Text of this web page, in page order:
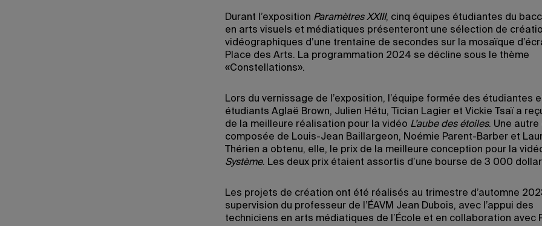
Durant l’exposition Paramètres XXIII, cinq équipes étudiantes du
en arts visuels et médiatiques présenteront une sélection de
vidéographiques d’une trentaine de secondes sur la mosaïque
Place des Arts. La programmation 2024 se décline sous le thème
«Constellations».
Lors du vernissage de l’exposition, l’équipe formée des étudiantes
étudiants Aglaë Brown, Julien Hétu, Tician Lagier et Vickie Tsaï a
de la meilleure réalisation pour la vidéo L’aube des étoiles. Une autre
composée de Louis-Jean Baillargeon, Noémie Parent-Barber et
Thérien a obtenu, elle, le prix de la meilleure conception pour la
Système. Les deux prix étaient assortis d’une bourse de 3 000
Les projets de création ont été réalisés au trimestre d’automne
supervision du professeur de l’ÉAVM Jean Dubois, avec l’appui des
techniciens en arts médiatiques de l’École et en collaboration avec